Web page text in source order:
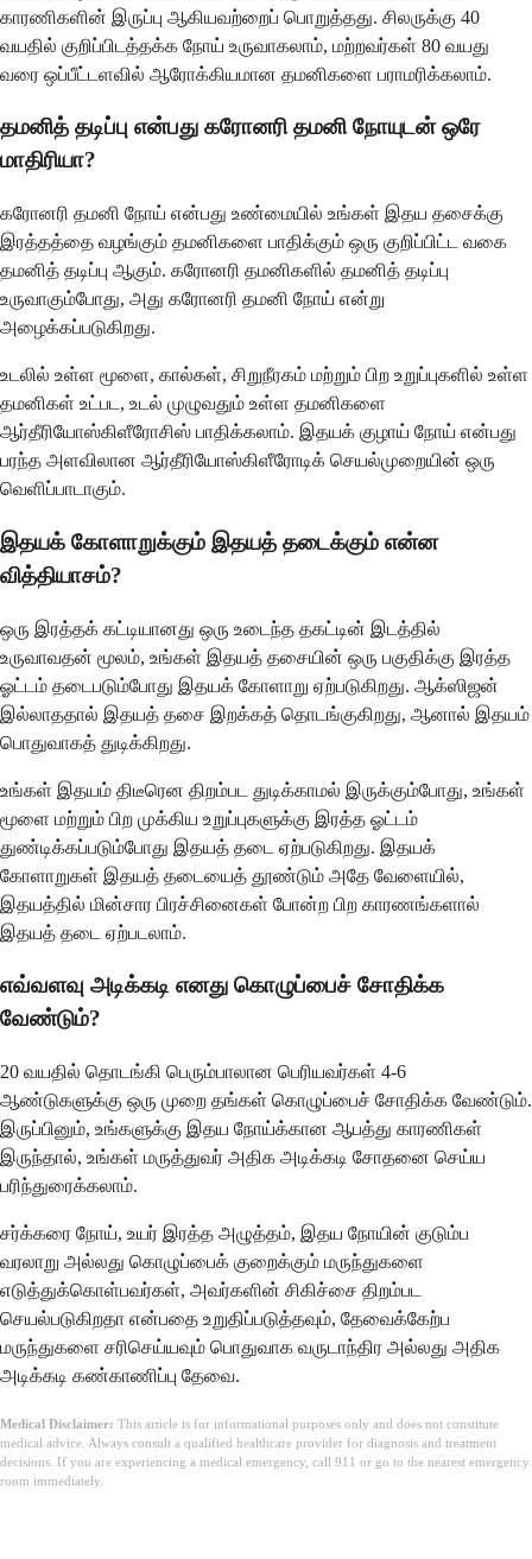
காரணிகளின் இருப்பு ஆகியவற்றைப் பொறுத்தது. சிலருக்கு 40
வயதில் குறிப்பிடத்தக்க நோய் உருவாகலாம், மற்றவர்கள் 80 வயது
வரை ஒப்பீட்டளவில் ஆரோக்கியமான தமனிகளை பராமரிக்கலாம்.
தமனித் தடிப்பு என்பது கரோனரி தமனி நோயுடன் ஒரே
மாதிரியா?
கரோனரி தமனி நோய் என்பது உண்மையில் உங்கள் இதய தசைக்கு
இரத்தத்தை வழங்கும் தமனிகளை பாதிக்கும் ஒரு குறிப்பிட்ட வகை
தமனித் தடிப்பு ஆகும். கரோனரி தமனிகளில் தமனித் தடிப்பு
உருவாகும்போது, ​​அது கரோனரி தமனி நோய் என்று
அழைக்கப்படுகிறது.
உடலில் உள்ள மூளை, கால்கள், சிறுநீரகம் மற்றும் பிற உறுப்புகளில் உள்ள
தமனிகள் உட்பட, உடல் முழுவதும் உள்ள தமனிகளை
ஆர்தீரியோஸ்கிளீரோசிஸ் பாதிக்கலாம். இதயக் குழாய் நோய் என்பது
பரந்த அளவிலான ஆர்தீரியோஸ்கிளீரோடிக் செயல்முறையின் ஒரு
வெளிப்பாடாகும்.
இதயக் கோளாறுக்கும் இதயத் தடைக்கும் என்ன
வித்தியாசம்?
ஒரு இரத்தக் கட்டியானது ஒரு உடைந்த தகட்டின் இடத்தில்
உருவாவதன் மூலம், உங்கள் இதயத் தசையின் ஒரு பகுதிக்கு இரத்த
ஓட்டம் தடைபடும்போது இதயக் கோளாறு ஏற்படுகிறது. ஆக்ஸிஜன்
இல்லாததால் இதயத் தசை இறக்கத் தொடங்குகிறது, ஆனால் இதயம்
பொதுவாகத் துடிக்கிறது.
உங்கள் இதயம் திடீரென திறம்பட துடிக்காமல் இருக்கும்போது, ​​உங்கள்
மூளை மற்றும் பிற முக்கிய உறுப்புகளுக்கு இரத்த ஓட்டம்
துண்டிக்கப்படும்போது இதயத் தடை ஏற்படுகிறது. இதயக்
கோளாறுகள் இதயத் தடையைத் தூண்டும் அதே வேளையில்,
இதயத்தில் மின்சார பிரச்சினைகள் போன்ற பிற காரணங்களால்
இதயத் தடை ஏற்படலாம்.
எவ்வளவு அடிக்கடி எனது கொழுப்பைச் சோதிக்க
வேண்டும்?
20 வயதில் தொடங்கி பெரும்பாலான பெரியவர்கள் 4-6
ஆண்டுகளுக்கு ஒரு முறை தங்கள் கொழுப்பைச் சோதிக்க வேண்டும்.
இருப்பினும், உங்களுக்கு இதய நோய்க்கான ஆபத்து காரணிகள்
இருந்தால், உங்கள் மருத்துவர் அதிக அடிக்கடி சோதனை செய்ய
பரிந்துரைக்கலாம்.
சர்க்கரை நோய், உயர் இரத்த அழுத்தம், இதய நோயின் குடும்ப
வரலாறு அல்லது கொழுப்பைக் குறைக்கும் மருந்துகளை
எடுத்துக்கொள்பவர்கள், அவர்களின் சிகிச்சை திறம்பட
செயல்படுகிறதா என்பதை உறுதிப்படுத்தவும், தேவைக்கேற்ப
மருந்துகளை சரிசெய்யவும் பொதுவாக வருடாந்திர அல்லது அதிக
அடிக்கடி கண்காணிப்பு தேவை.
Medical Disclaimer: This article is for informational purposes only and does not constitute
medical advice. Always consult a qualified healthcare provider for diagnosis and treatment
decisions. If you are experiencing a medical emergency, call 911 or go to the nearest emergency
room immediately.